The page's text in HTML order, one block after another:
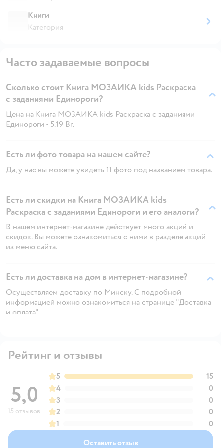
Книги
Категория
Часто задаваемые вопросы
Сколько стоит Книга МОЗАИКА kids Раскраска
с заданиями Единороги?
Цена на Книга МОЗАИКА kids Раскраска с заданиями
Единороги - 5.19 Br.
Есть ли фото товара на нашем сайте?
Да, у нас вы можете увидеть 11 фото под названием товара.
Есть ли скидки на Книга МОЗАИКА kids
Раскраска с заданиями Единороги и его аналоги?
В нашем интернет-магазине действует много акций и
скидок. Вы можете ознакомиться с ними в разделе акций
из меню сайта.
Есть ли доставка на дом в интернет-магазине?
Осуществляем доставку по Минску. С подробной
информацией можно ознакомиться на странице "Доставка
и оплата"
Рейтинг и отзывы
5,0
15 отзывов
5
15
4
0
3
0
2
0
1
0
Оставить отзыв